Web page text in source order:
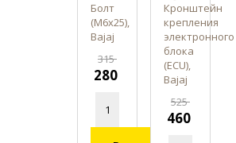
Болт
(М6х25),
Bajaj
315
280
Кронштейн
крепления
электронного
блока
(ECU),
Bajaj
525
460